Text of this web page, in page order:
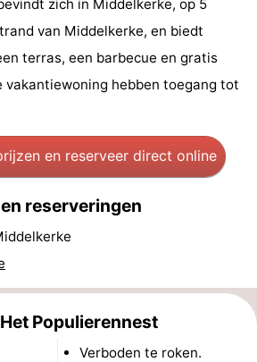
zich in Middelkerke, op 5
van Middelkerke, en biedt
terras, een barbecue en gratis
vakantiewoning hebben toegang tot
en reserveer direct online
reserveringen
Populierennest
Verboden te roken.